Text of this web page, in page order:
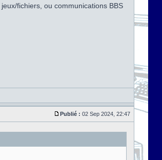
fichiers, ou communications BBS
Publié : 02 Sep 2024, 22:47